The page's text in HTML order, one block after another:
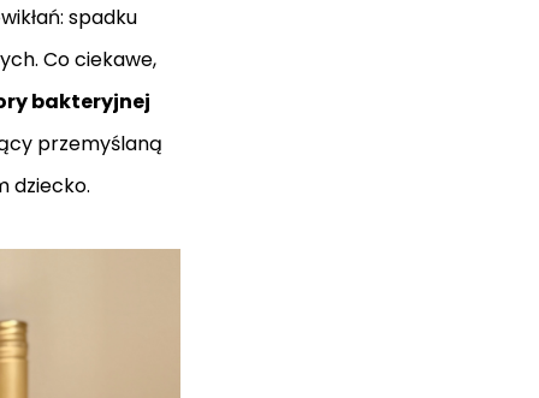
spadku
Co ciekawe,
bakteryjnej
przemyślaną
dziecko.